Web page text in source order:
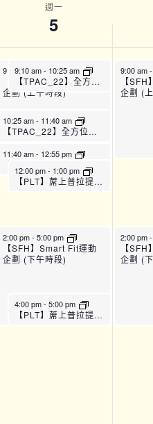
週一
5
9:00 am-12:00 pm
【SFH】Smart Fit運動
企劃 (上午時段)
9:10 am- 10:25 am
【TPAC_22】全方位運動訓練班 (A班)
10:25 am- 11:40 am
【TPAC_22】全方位運動訓練班 (B班)
11:40 am- 12:55 pm
12:00 pm- 1:00 pm
【PLT】蓆上普拉提運動班 (A班)
2:00 pm- 5:00 pm
【SFH】Smart Fit運動
企劃 (下午時段)
4:00 pm- 5:00 pm
【PLT】蓆上普拉提運動班 (C班)
9:00 am-
【
企劃 (
2:00 pm
【
企劃 (